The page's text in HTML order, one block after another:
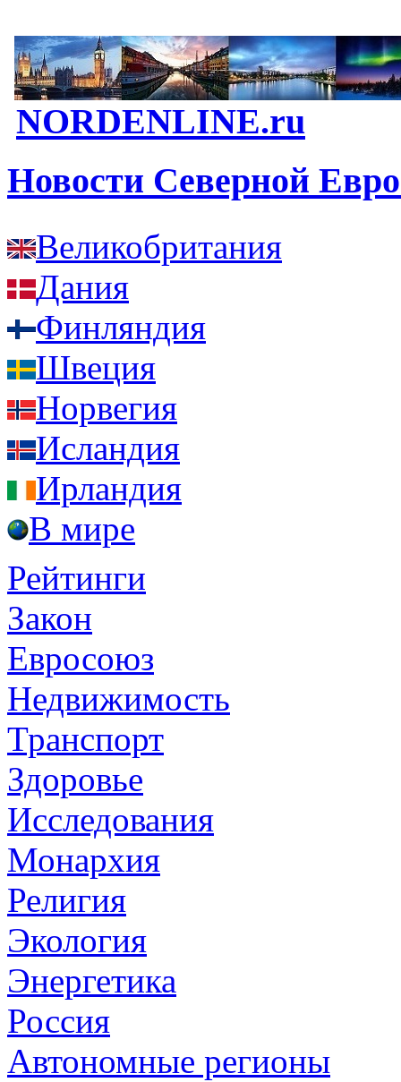
NORDENLINE.ru
Новости Северной
Великобритания
Дания
Финляндия
Швеция
Норвегия
Исландия
Ирландия
В мире
Рейтинги
Закон
Евросоюз
Недвижимость
Транспорт
Здоровье
Исследования
Монархия
Религия
Экология
Энергетика
Россия
Автономные регионы